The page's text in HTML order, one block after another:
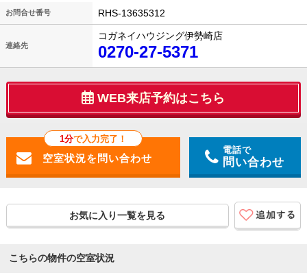
お問合せ番号 RHS-13635312
連絡先
コガネイハウジング伊勢崎店
0270-27-5371
WEB来店予約はこちら
1分で入力完了！
電話で
問い合わせ
お気に入り一覧を見る
こちらの物件の空室状況